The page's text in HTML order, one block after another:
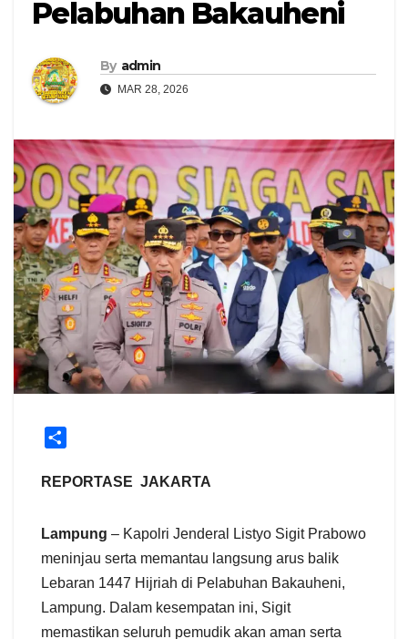
Pelabuhan Bakauheni
By admin
MAR 28, 2026
a
REPORTASE JAKARTA
Lampung – Kapolri Jenderal Listyo Sigit Prabowo
meninjau serta memantau langsung arus balik
Lebaran 1447 Hijriah di Pelabuhan Bakauheni,
Lampung. Dalam kesempatan ini, Sigit
memastikan seluruh pemudik akan aman serta